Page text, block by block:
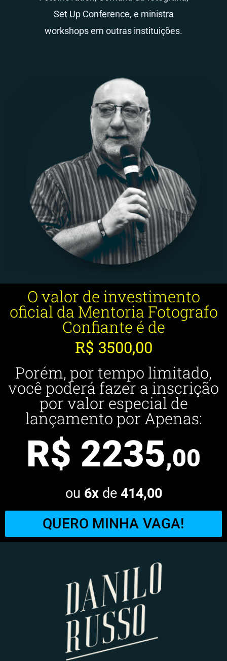
Set Up Conference, e ministra
workshops em outras instituições.
O valor de investimento
oficial da Mentoria Fotografo
Confiante é de
R$ 3500,00
Porém, por tempo limitado,
você poderá fazer a inscrição
por valor especial de
lançamento por Apenas:
R$ 2235,00
ou 6xde 414,00
QUERO MINHA VAGA!